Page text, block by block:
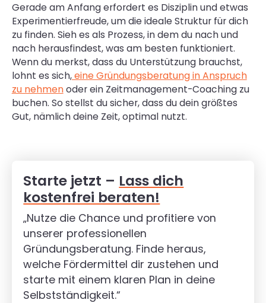
Gerade am Anfang erfordert es Disziplin und etwas
Experimentierfreude, um die ideale Struktur für dich
zu finden. Sieh es als Prozess, in dem du nach und
nach herausfindest, was am besten funktioniert.
Wenn du merkst, dass du Unterstützung brauchst,
lohnt es sich,eine Gründungsberatung in Anspruch
zu nehmenoder ein Zeitmanagement-Coaching zu
buchen. So stellst du sicher, dass du dein größtes
Gut, nämlich deine Zeit, optimal nutzt.
Starte jetzt – Lass dich
kostenfrei beraten!
„Nutze die Chance und profitiere von
unserer professionellen
Gründungsberatung. Finde heraus,
welche Fördermittel dir zustehen und
starte mit einem klaren Plan in deine
Selbstständigkeit.“